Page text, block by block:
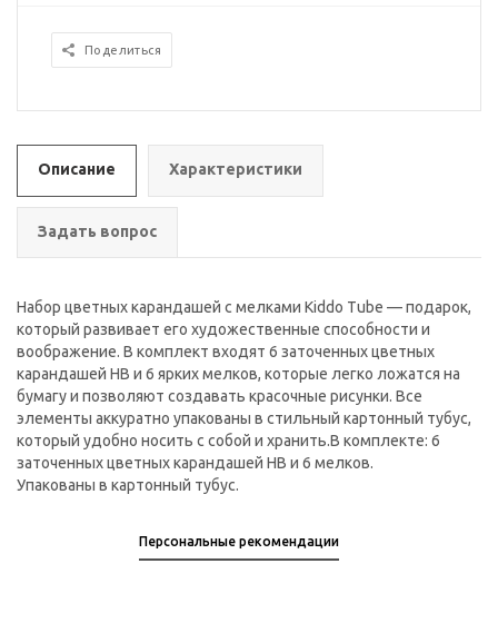
Поделиться
Описание Характеристики
Задать вопрос
Набор цветных карандашей с мелками Kiddo Tube — подарок,
который развивает его художественные способности и
воображение. В комплект входят 6 заточенных цветных
карандашей HB и 6 ярких мелков, которые легко ложатся на
бумагу и позволяют создавать красочные рисунки. Все
элементы аккуратно упакованы в стильный картонный тубус,
который удобно носить с собой и хранить.В комплекте: 6
заточенных цветных карандашей HB и 6 мелков.
Упакованы в картонный тубус.
Персональные рекомендации